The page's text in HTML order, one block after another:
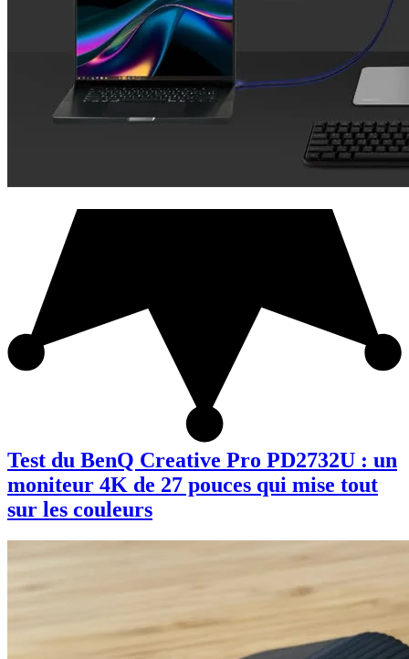
Test du BenQ Creative Pro PD2732U : un
moniteur 4K de 27 pouces qui mise tout
sur les couleurs